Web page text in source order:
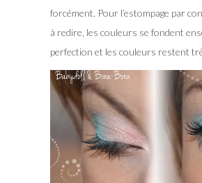
forcément. Pour l’estompage par
à redire, les couleurs se fondent
perfection et les couleurs restent